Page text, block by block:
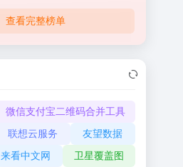
查看完整榜单
微信支付宝二维码合并工具
联想云服务 友望数据
来看中文网 卫星覆盖图